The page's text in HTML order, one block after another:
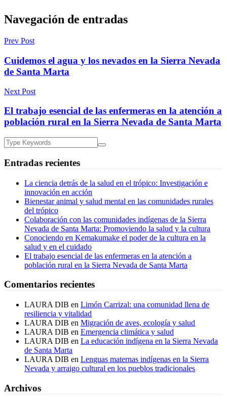
Navegación de entradas
Prev Post
Cuidemos el agua y los nevados en la Sierra Nevada
de Santa Marta
Next Post
El trabajo esencial de las enfermeras en la atención a
población rural en la Sierra Nevada de Santa Marta
Entradas recientes
La ciencia detrás de la salud en el trópico: Investigación e
innovación en acción
Bienestar animal y salud mental en las comunidades rurales
del trópico
Colaboración con las comunidades indígenas de la Sierra
Nevada de Santa Marta: Promoviendo la salud y la cultura
Conociendo en Kemakumake el poder de la cultura en la
salud y en el cuidado
El trabajo esencial de las enfermeras en la atención a
población rural en la Sierra Nevada de Santa Marta
Comentarios recientes
LAURA DIB en Limón Carrizal: una comunidad llena de
resiliencia y vitalidad
LAURA DIB en Migración de aves, ecología y salud
LAURA DIB en Emergencia climática y salud
LAURA DIB en La educación indígena en la Sierra Nevada
de Santa Marta
LAURA DIB en Lenguas maternas indígenas en la Sierra
Nevada y arraigo cultural en los pueblos tradicionales
Archivos